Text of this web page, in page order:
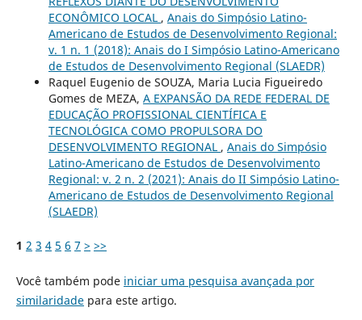
ECONÔMICO LOCAL , Anais do Simpósio Latino-
Americano de Estudos de Desenvolvimento Regional:
v. 1 n. 1 (2018): Anais do I Simpósio Latino-Americano
de Estudos de Desenvolvimento Regional (SLAEDR)
Raquel Eugenio de SOUZA, Maria Lucia Figueiredo
Gomes de MEZA, A EXPANSÃO DA REDE FEDERAL DE
EDUCAÇÃO PROFISSIONAL CIENTÍFICA E
TECNOLÓGICA COMO PROPULSORA DO
DESENVOLVIMENTO REGIONAL , Anais do Simpósio
Latino-Americano de Estudos de Desenvolvimento
Regional: v. 2 n. 2 (2021): Anais do II Simpósio Latino-
Americano de Estudos de Desenvolvimento Regional
(SLAEDR)
1 2 3 4 5 6 7 > >>
Você também pode iniciar uma pesquisa avançada por
similaridadepara este artigo.